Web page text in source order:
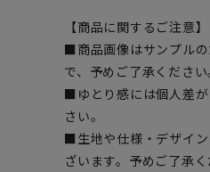
【商品に関するご注意】
■商品画像はサンプル
で、予めご了承ください
■ゆとり感には個人差
さい。
■生地や仕様・デザイ
ざいます。予めご了承く